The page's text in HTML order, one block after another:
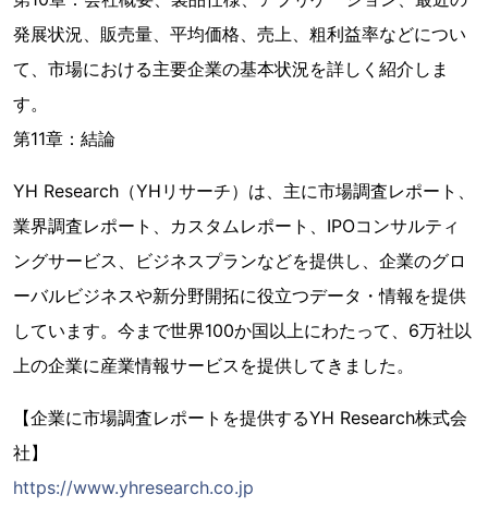
発展状況、販売量、平均価格、売上、粗利益率などについ
て、市場における主要企業の基本状況を詳しく紹介しま
す。
第11章：結論
YH Research（YHリサーチ）は、主に市場調査レポート、
業界調査レポート、カスタムレポート、IPOコンサルティ
ングサービス、ビジネスプランなどを提供し、企業のグロ
ーバルビジネスや新分野開拓に役立つデータ・情報を提供
しています。今まで世界100か国以上にわたって、6万社以
上の企業に産業情報サービスを提供してきました。
【企業に市場調査レポートを提供するYH Research株式会
社】
https://www.yhresearch.co.jp